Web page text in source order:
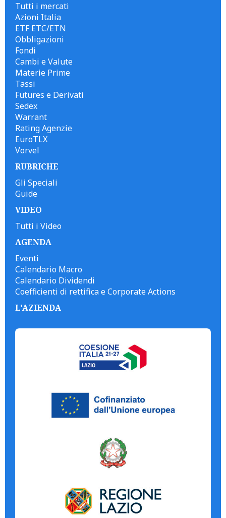
Tutti i mercati
Azioni Italia
ETF ETC/ETN
Obbligazioni
Fondi
Cambi e Valute
Materie Prime
Tassi
Futures e Derivati
Sedex
Warrant
Rating Agenzie
EuroTLX
Vorvel
RUBRICHE
Gli Speciali
Guide
VIDEO
Tutti i Video
AGENDA
Eventi
Calendario Macro
Calendario Dividendi
Coefficienti di rettifica e Corporate Actions
L'AZIENDA